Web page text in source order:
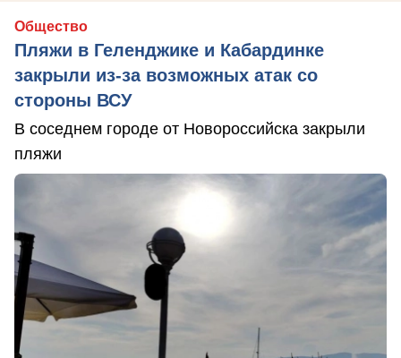
Общество
Пляжи в Геленджике и Кабардинке
закрыли из-за возможных атак со
стороны ВСУ
В соседнем городе от Новороссийска закрыли
пляжи